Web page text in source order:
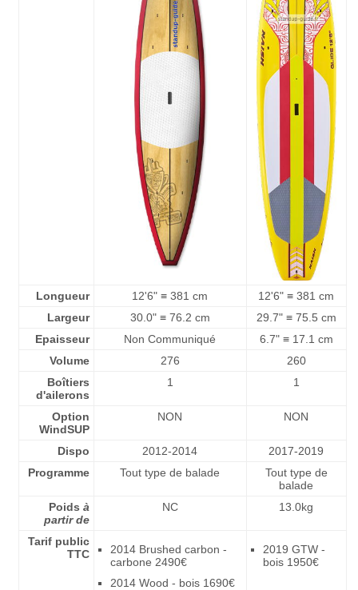
Longueur 12'6" ≡ 381 cm
12'6" ≡ 381 cm
Largeur
30.0" ≡ 76.2 cm
29.7" ≡ 75.5 cm
Epaisseur
Non Communiqué
6.7" ≡ 17.1 cm
Volume
276
260
Boîtiers
d'ailerons
1 1
Option
WindSUP
NON NON
Dispo 2012-2014
2017-2019
Programme
Tout type de balade
Tout type de
balade
Poids à
partir de
NC 13.0kg
Tarif public
TTC
2014 Brushed carbon -
carbone 2490€
2014 Wood - bois 1690€
2019 GTW -
bois 1950€